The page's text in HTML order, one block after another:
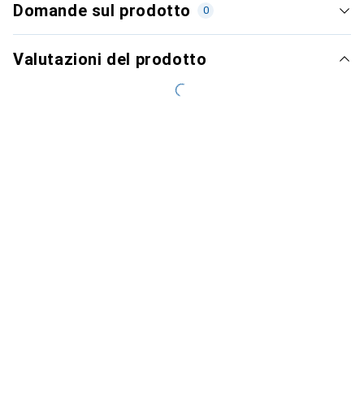
Domande sul prodotto 0
Valutazioni del prodotto